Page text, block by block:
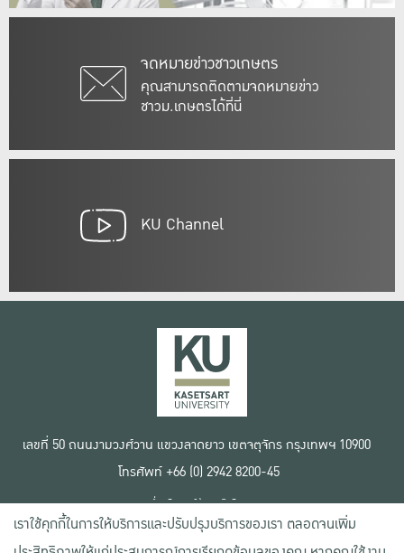
จดหมายข่าวชาวเกษตร
คุณสามารถติดตามจดหมายข่าว
ชาวม.เกษตรได้ที่นี่
KU Channel
เลขที่ 50 ถนนงามวงศ์วาน แขวงลาดยาว เขตจตุจักร กรุงเทพฯ 10900
โทรศัพท์ +66 (0) 2942 8200-45
เงื่อนไขการใช้งานเว็บไซต์
ข้อตกลงด้านสิทธิ์ใช้งาน
นโยบายความเป็นส่วนตัว
เราใช้คุกกี้ในการให้บริการและปรับปรุงบริการของเรา ตลอดจนเพิ่ม